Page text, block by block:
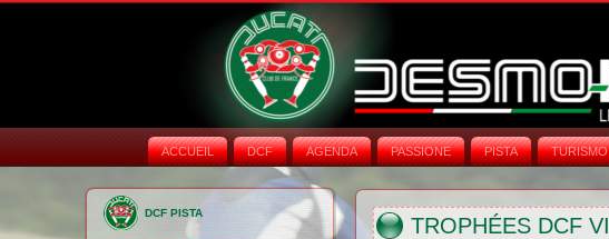
ACCUEIL DCF AGENDA PASSIONE PISTA TURISMO
DCF PISTA
TROPHÉES DCF